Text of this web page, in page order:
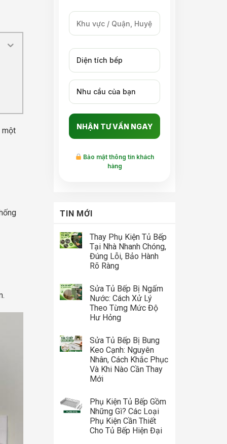
một
Bảo mật thông tin khách
hàng
TIN MỚI
Thay Phụ Kiện Tủ Bếp
Tại Nhà Nhanh Chóng,
Đúng Lỗi, Bảo Hành
Rõ Ràng
Sửa Tủ Bếp Bị Ngấm
Nước: Cách Xử Lý
Theo Từng Mức Độ
Hư Hỏng
Sửa Tủ Bếp Bị Bung
Keo Cạnh: Nguyên
Nhân, Cách Khắc Phục
Và Khi Nào Cần Thay
Mới
Phụ Kiện Tủ Bếp Gồm
Những Gì? Các Loại
Phụ Kiện Cần Thiết
Cho Tủ Bếp Hiện Đại